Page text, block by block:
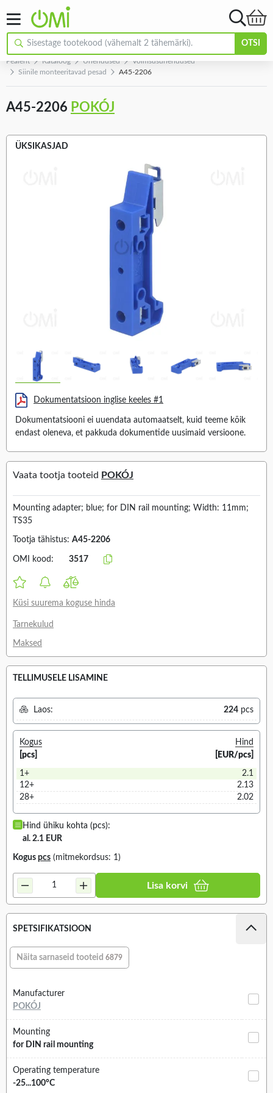
OTSI
Pealeht Kataloog Ühendused
Võimsusühendused
Siinile monteeritavad pesad
A45-2206
A45-2206 POKÓJ
ÜKSIKASJAD
Dokumentatsioon inglise keeles #1
Dokumentatsiooni ei uuendata automaatselt, kuid teeme kõik
endast oleneva, et pakkuda dokumentide uusimaid versioone.
Vaata tootja tooteid POKÓJ
Mounting adapter; blue; for DIN rail mounting; Width: 11mm;
TS35
Tootja tähistus: A45-2206
OMI kood: 3517
Küsi suurema koguse hinda
Tarnekulud
Maksed
TELLIMUSELE LISAMINE
Laos: 224 pcs
Kogus
[pcs]
Hind
[EUR/pcs]
1+
2.1
12+
2.13
28+
2.02
Hind ühiku kohta (pcs):
al. 2.1 EUR
Kogus pcs (mitmekordsus: 1)
Lisa korvi
SPETSIFIKATSIOON
Näita sarnaseid tooteid 6879
Manufacturer
POKÓJ
Mounting
for DIN rail mounting
Operating temperature
-25...100°C